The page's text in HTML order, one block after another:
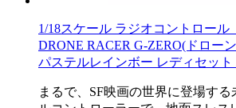
1/18スケール ラジオコントロール
DRONE RACER G-ZERO(ドロー
パステルレインボー レディセット
まるで、SF映画の世界に登場す